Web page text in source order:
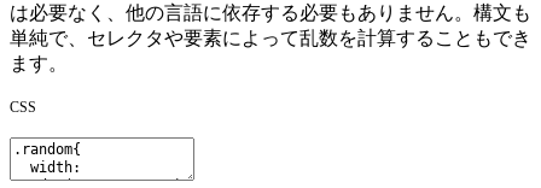
は必要なく、他の言語に依存する必要もありません。構文も
単純で、セレクタや要素によって乱数を計算することもでき
ます。
CSS